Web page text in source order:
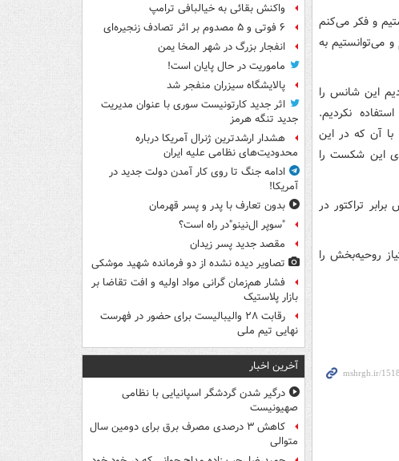
و فکر می‌کنم
می‌توانستیم به
این شانس را
نکردیم.
آن که در این
این شکست را
تراکتور در
روحیه‌بخش را
واکنش بقائی به خیالبافی ترامپ
۶ فوتی و ۵ مصدوم بر اثر تصادف زنجیره‌ای
انفجار بزرگ در شهر المخا یمن
ماموریت در حال پایان است!
پالایشگاه سیزران منفجر شد
اثر جدید کارتونیست سوری با عنوان مدیریت
جدید تنگه هرمز
هشدار ارشدترین ژنرال آمریکا درباره
محدودیت‌های نظامی علیه ایران
ادامه جنگ تا روی کار آمدن دولت جدید در
آمریکا!
بدون تعارف با پدر و پسر قهرمان
"سوپر ال‌نینو"در راه است؟
مقصد جدید پسر زیدان
تصاویر دیده‌ نشده از دو فرمانده شهید موشکی
فشار هم‌زمان گرانی مواد اولیه و افت تقاضا بر
بازار پلاستیک
رقابت ۲۸ والیبالیست برای حضور در فهرست
نهایی تیم ملی
آخرین اخبار
درگیر شدن گردشگر اسپانیایی با نظامی
صهیونیست
کاهش ۳ درصدی مصرف برق برای دومین سال
متوالی